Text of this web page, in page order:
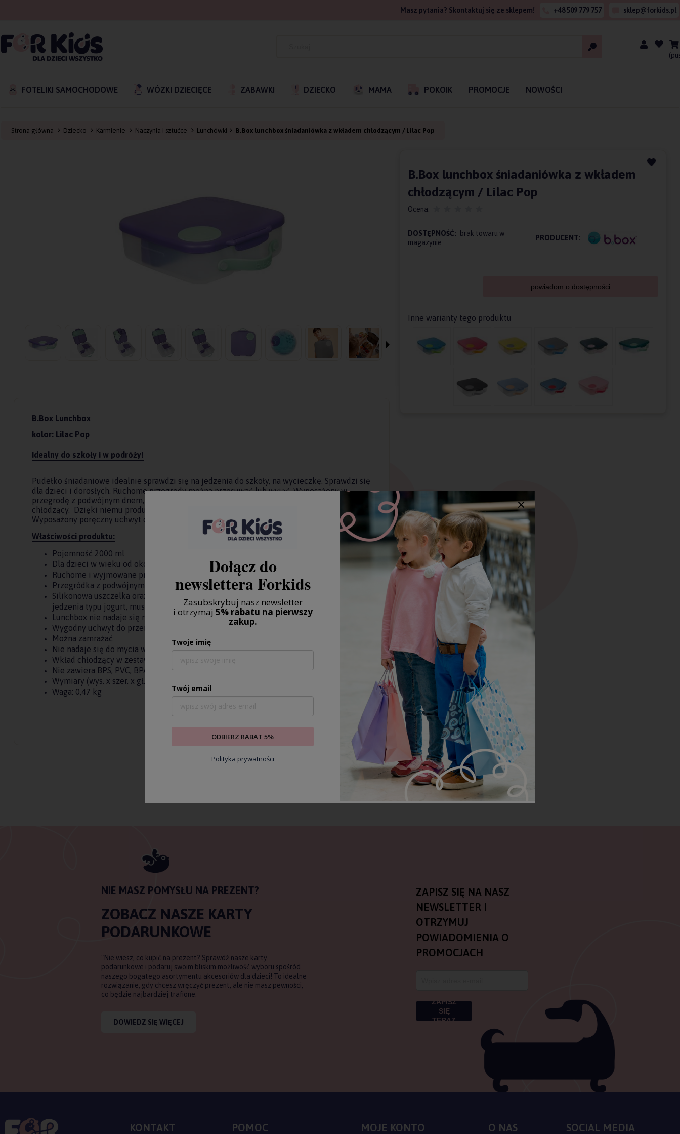
Masz pytania? Skontaktuj się ze sklepem! +48 509 779 757 sklep@forkids.pl
FOTELIKI SAMOCHODOWE WÓZKI DZIECIĘCE ZABAWKI DZIECKO MAMA POKOIK PROMOCJE NOWOŚCI
Strona główna Dziecko Karmienie Naczynia i sztućce Lunchówki B.Box lunchbox śniadaniówka z wkładem chłodzącym / Lilac Pop
B.Box Lunchbox
kolor: Lilac Pop
Idealny do szkoły i w podróży!
Pudełko śniadaniowe idealnie sprawdzi się na jedzenia do szkoły, na wycieczkę. Sprawdzi się
dla dzieci i dorosłych. Ruchome przegrody można przesuwać lub wyjąć, Wyposażony w
przegrodę z podwójnym dnem, gdzie można umieścić załączony do lunchboxa, wkład
chłodzący. Dzięki niemu produkt w przegrodzie dłużej pozostanie chłodny i świeży.
Wyposażony poręczny uchwyt do przenoszenia oraz klips do szczelnego zamknięcia.
Właściwości produktu:
Pojemność 2000 ml
Dla dzieci w wieku od około 3 lat
Ruchome i wyjmowane przegródki
Przegródka z podwójnym dnem do umieszczenia wkładu chłodzącego
Silikonowa uszczelka oraz dodatkowy klips gwarantuje szczelność w przypadku
jedzenia typu jogurt, mus
Lunchbox nie nadaje się na płynne jedzenie
Wygodny uchwyt do przenoszenia
Można zamrażać
Nie nadaje się do mycia w zmywarce
Wkład chłodzący w zestawie
Nie zawiera BPS, PVC, BPA i ftalanów
Wymiary (wys. x szer. x gł.): 23,5 x 21,5 x 6,5 cm
Waga: 0,47 kg
B.Box lunchbox śniadaniówka z wkładem
chłodzącym / Lilac Pop
Ocena:
DOSTĘPNOŚĆ:
brak towaru w
magazynie
PRODUCENT:
powiadom o dostępności
Inne warianty tego produktu
NIE MASZ POMYSŁU NA PREZENT?
ZOBACZ NASZE KARTY
PODARUNKOWE
"Nie wiesz, co kupić na prezent? Sprawdź nasze karty
podarunkowe i podaruj swoim bliskim możliwość wyboru spośród
naszego bogatego asortymentu akcesoriów dla dzieci! To idealne
rozwiązanie, gdy chcesz wręczyć prezent, ale nie masz pewności,
co będzie najbardziej trafione.
DOWIEDZ SIĘ WIĘCEJ
ZAPISZ SIĘ NA NASZ
NEWSLETTER I
OTRZYMUJ
POWIADOMIENIA O
PROMOCJACH
ZAPISZ
SIĘ
TERAZ
KONTAKT POMOC MOJE KONTO O NAS SOCIAL MEDIA
Dołącz do
newslettera Forkids
Zasubskrybuj nasz newsletter
i otrzymaj 5% rabatu na pierwszy
zakup.
Twoje imię
Twój email
ODBIERZ RABAT 5%
Polityka prywatności